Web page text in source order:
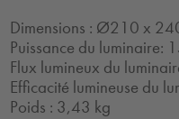
Dimensions : Ø210 x
Puissance du luminaire:
Flux lumineux du
Efficacité lumineuse du
Poids : 3,43 kg